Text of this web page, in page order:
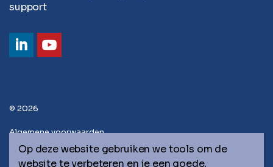
support
© 2026
Algemene voorwaarden
Privacy statement
Op deze website gebruiken we tools om de
website te verbeteren en je een goede,